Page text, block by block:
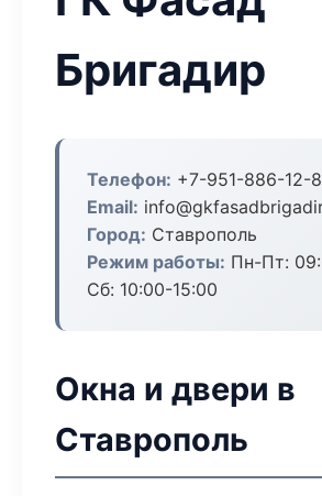
Бригадир
Телефон: +7-951-886-12-
Email:
Город: Ставрополь
Режим работы: Пн-Пт:
Сб: 10:00-15:00
Окна и двери в
Ставрополь